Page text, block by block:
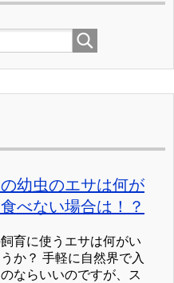
幼虫のエサは何が
べない場合は！？
育に使うエサは何がい
か？ 手軽に自然界で入
ならいいのですが、ス